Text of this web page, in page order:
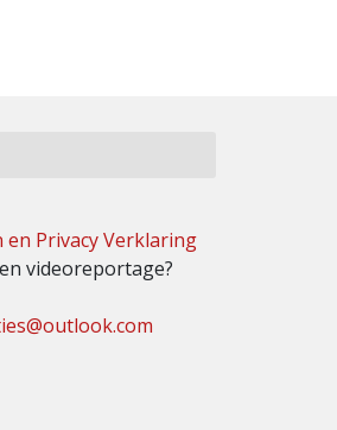
Privacy Verklaring
videoreportage?